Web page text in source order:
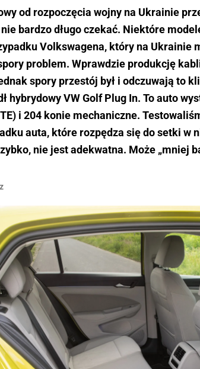
od rozpoczęcia wojny na Ukrainie
bardzo długo czekać. Niektóre
Volkswagena, który na Ukrainie
problem. Wprawdzie produkcję
spory przestój był i odczuwają to
hybrydowy VW Golf Plug In. To auto
i 204 konie mechaniczne.
auta, które rozpędza się do setki w
nie jest adekwatna. Może „mniej